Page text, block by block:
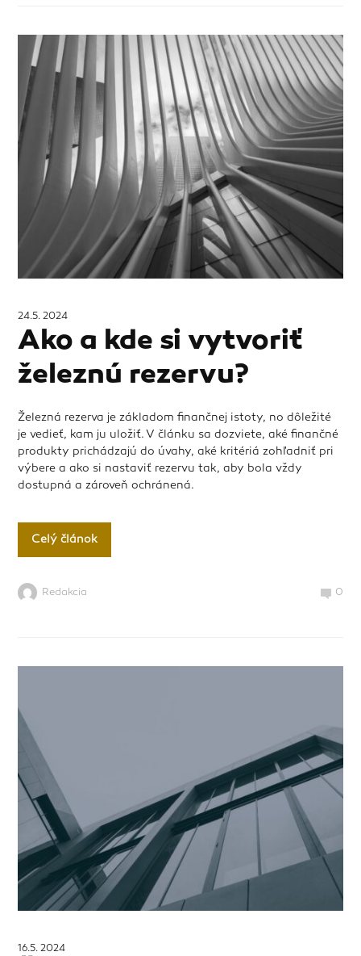
24.5. 2024
Ako a kde si vytvoriť
železnú rezervu?
Železná rezerva je základom finančnej istoty, no dôležité
je vedieť, kam ju uložiť. V článku sa dozviete, aké finančné
produkty prichádzajú do úvahy, aké kritériá zohľadniť pri
výbere a ako si nastaviť rezervu tak, aby bola vždy
dostupná a zároveň ochránená.
Celý článok
Redakcia 0
16.5. 2024